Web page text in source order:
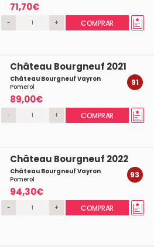
71,70€
- + COMPRAR
Château Bourgneuf 2021
Château Bourgneuf Vayron
Pomerol
89,00€
91
- + COMPRAR
Château Bourgneuf 2022
Château Bourgneuf Vayron
Pomerol
94,30€
93
- + COMPRAR